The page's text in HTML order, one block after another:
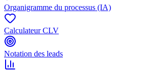
Organigramme du processus (IA)
Calculateur CLV
Notation des leads